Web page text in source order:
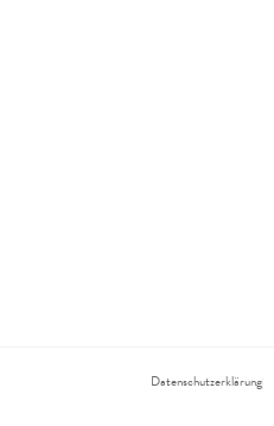
Datenschutzerklärung